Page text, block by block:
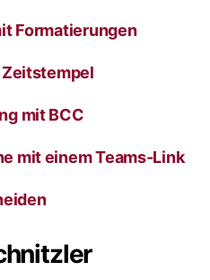
Formatierungen
mit BCC
mit einem Teams-Link